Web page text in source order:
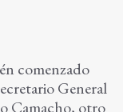
comenzado
General
Camacho, otro